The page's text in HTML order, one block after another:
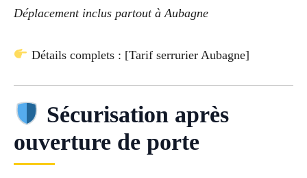
Déplacement inclus partout à Aubagne
Détails complets : [Tarif serrurier Aubagne]
Sécurisation après
ouverture de porte